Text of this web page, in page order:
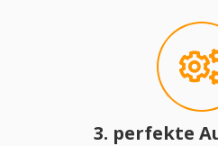
3. perfekte